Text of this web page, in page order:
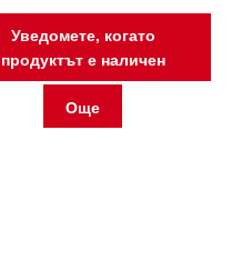
Уведомете, когато
продуктът е наличен
Още